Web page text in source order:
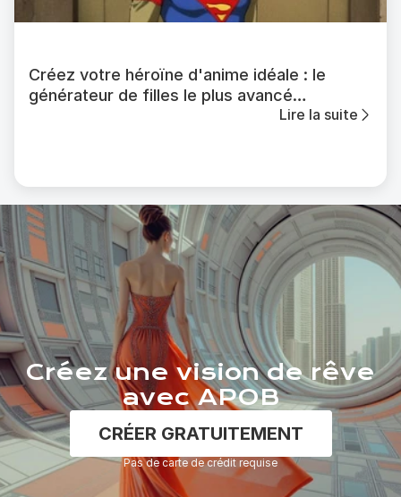
Créez votre héroïne d'anime idéale : le
générateur de filles le plus avancé
Lire la suite
Créez une vision de rêve
avec APOB
CRÉER GRATUITEMENT
Pas de carte de crédit requise